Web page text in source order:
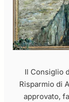
Il Consiglio
Risparmio di
approvato,